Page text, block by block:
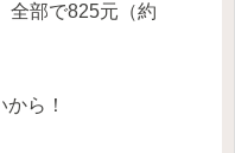
全部で825元（約
ら！